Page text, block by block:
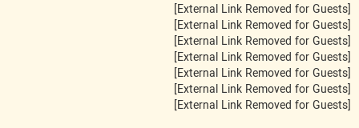
[External Link Removed for Guests]
[External Link Removed for Guests]
[External Link Removed for Guests]
[External Link Removed for Guests]
[External Link Removed for Guests]
[External Link Removed for Guests]
[External Link Removed for Guests]